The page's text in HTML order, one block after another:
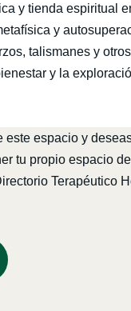
y tienda espiritual
y
talismanes y
y la
este espacio y
tu propio espacio
Terapéutico